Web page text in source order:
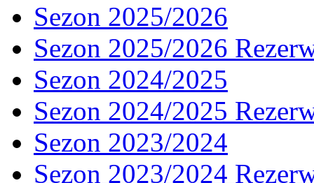
Sezon 2025/2026
Sezon 2025/2026
Sezon 2024/2025
Sezon 2024/2025
Sezon 2023/2024
Sezon 2023/2024